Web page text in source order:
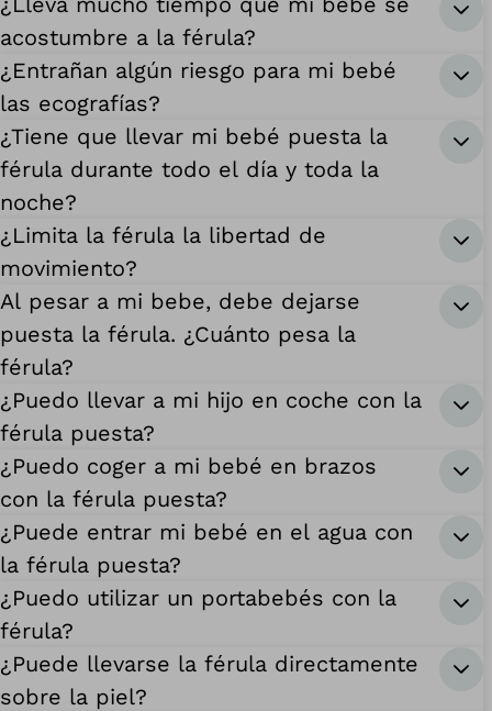
acostumbre a la férula?
¿Entrañan algún riesgo para mi bebé
las ecografías?
¿Tiene que llevar mi bebé puesta la
férula durante todo el día y toda la
noche?
¿Limita la férula la libertad de
movimiento?
Al pesar a mi bebe, debe dejarse
puesta la férula. ¿Cuánto pesa la
férula?
¿Puedo llevar a mi hijo en coche con la
férula puesta?
¿Puedo coger a mi bebé en brazos
con la férula puesta?
¿Puede entrar mi bebé en el agua con
la férula puesta?
¿Puedo utilizar un portabebés con la
férula?
¿Puede llevarse la férula directamente
sobre la piel?